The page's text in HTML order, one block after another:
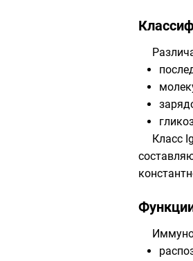
Класс